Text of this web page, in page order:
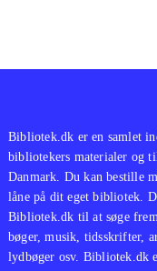
Bibliotek.dk er en samlet
bibliotekers materialer og
Danmark. Du kan bestille
låne på dit eget bibliotek.
Bibliotek.dk til at søge
bøger, musik, tidsskrifter,
lydbøger osv. Bibliotek.dk